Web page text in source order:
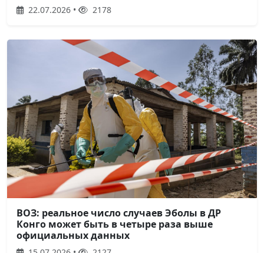
22.07.2026 • 2178
ВОЗ: реальное число случаев Эболы в ДР
Конго может быть в четыре раза выше
официальных данных